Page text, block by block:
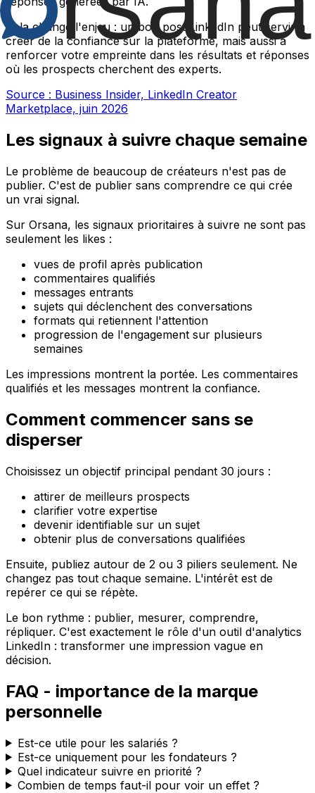
Cela change l'enjeu : un bon post LinkedIn peut servir à
créer de la confiance sur la plateforme, mais aussi à
renforcer votre empreinte dans les résultats et réponses
où les prospects cherchent des experts.
Source : Business Insider, LinkedIn Creator
Marketplace, juin 2026
Les signaux à suivre chaque semaine
Le problème de beaucoup de créateurs n'est pas de
publier. C'est de publier sans comprendre ce qui crée
un vrai signal.
Sur Orsana, les signaux prioritaires à suivre ne sont pas
seulement les likes :
vues de profil après publication
commentaires qualifiés
messages entrants
sujets qui déclenchent des conversations
formats qui retiennent l'attention
progression de l'engagement sur plusieurs
semaines
Les impressions montrent la portée. Les commentaires
qualifiés et les messages montrent la confiance.
Comment commencer sans se
disperser
Choisissez un objectif principal pendant 30 jours :
attirer de meilleurs prospects
clarifier votre expertise
devenir identifiable sur un sujet
obtenir plus de conversations qualifiées
Ensuite, publiez autour de 2 ou 3 piliers seulement. Ne
changez pas tout chaque semaine. L'intérêt est de
repérer ce qui se répète.
Le bon rythme : publier, mesurer, comprendre,
répliquer. C'est exactement le rôle d'un outil d'analytics
LinkedIn : transformer une impression vague en
décision.
FAQ - importance de la marque
personnelle
Est-ce utile pour les salariés ?
Est-ce uniquement pour les fondateurs ?
Quel indicateur suivre en priorité ?
Combien de temps faut-il pour voir un effet ?